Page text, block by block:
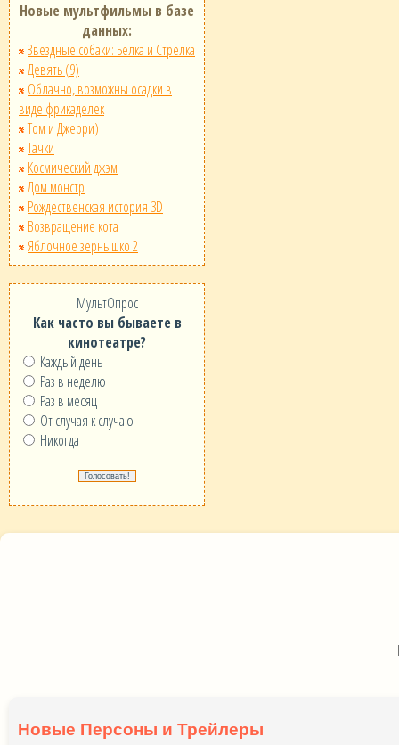
Новые мультфильмы в базе
данных:
Звёздные собаки: Белка и Стрелка
Девять (9)
Облачно, возможны осадки в
виде фрикаделек
Том и Джерри)
Тачки
Космический джэм
Дом монстр
Рождественская история 3D
Возвращение кота
Яблочное зернышко 2
МультОпрос
Как часто вы бываете в
кинотеатре?
Каждый день
Раз в неделю
Раз в месяц
От случая к случаю
Никогда
Новые Персоны и Трейлеры